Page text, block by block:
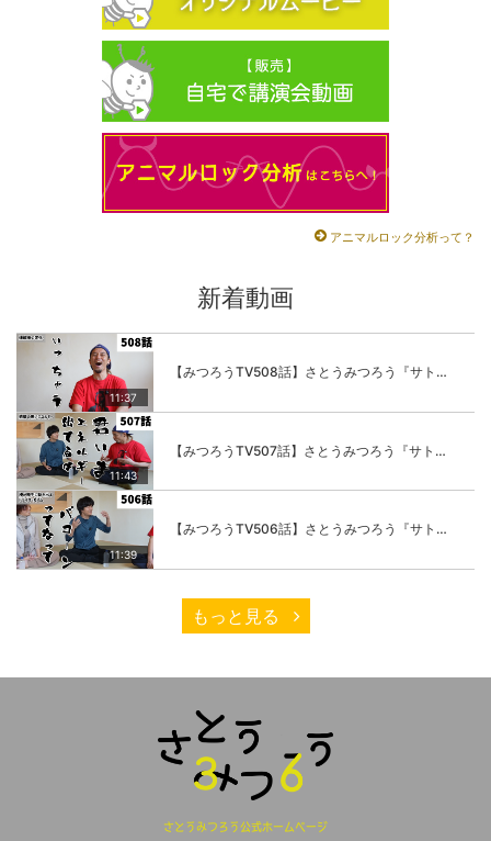
アニマルロック分析って？
新着動画
11:37
【みつろうTV508話】さとうみつろう『サトレル男塾』編④「“毎日”が変わります。楽しく」
11:43
【みつろうTV507話】さとうみつろう『サトレル男塾』編③「快楽は“自分のカラダの内側”にしかない」
11:39
【みつろうTV506話】さとうみつろう『サトレル男塾』編②「不思議な棒をお尻に…」
もっと見る
さとうみつろう公式ホームページ